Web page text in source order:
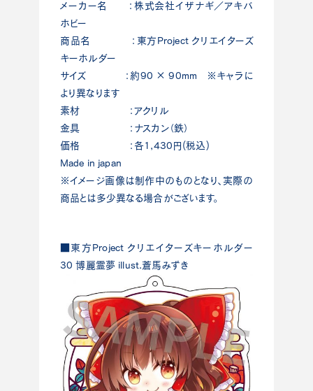
メーカー名 ：株式会社イザナギ／アキバ
ホビー
商品名 ：東方Project クリエイターズ
キーホルダー
サイズ ：約90 × 90mm ※キャラに
より異なります
素材 ：アクリル
金具 ：ナスカン（鉄）
価格 ：各1,430円(税込)
Made in japan
※イメージ画像は制作中のものとなり、実際の
商品とは多少異なる場合がございます。
■東方Project クリエイターズキーホルダー
30 博麗霊夢 illust.蒼馬みずき